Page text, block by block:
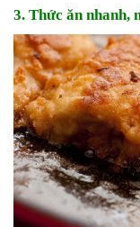
3. Thức ăn nhanh,